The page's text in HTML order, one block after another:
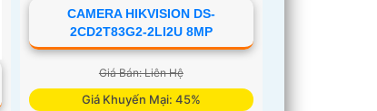
CAMERA HIKVISION DS-
2CD2T83G2-2LI2U 8MP
Giá Bán: Liên Hệ
Giá Khuyến Mại: 45%